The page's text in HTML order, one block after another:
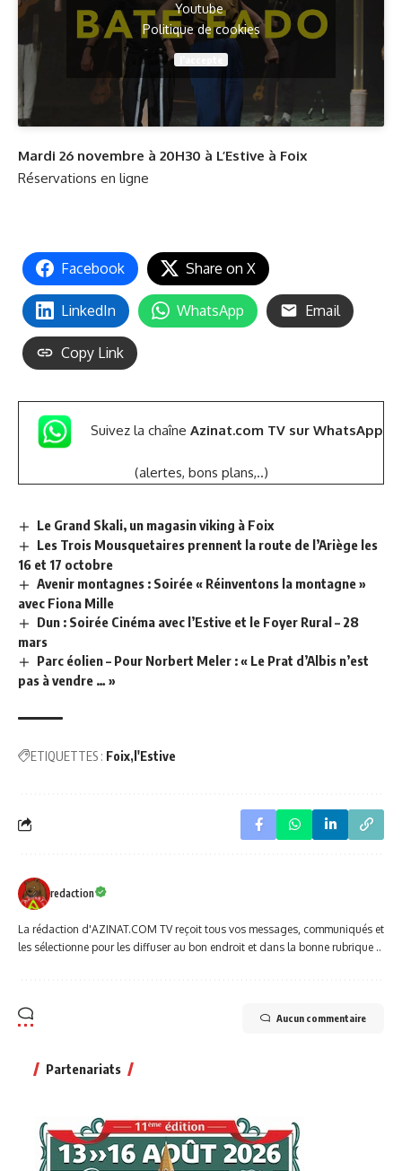
Youtube
Politique de cookies
Mardi 26 novembre à 20H30 à L’Estive à Foix
Réservations en ligne
Facebook Share on X
LinkedIn WhatsApp Email
Copy Link
Suivez la chaîne Azinat.com TV sur WhatsApp
(alertes, bons plans,..)
Le Grand Skali, un magasin viking à Foix
Les Trois Mousquetaires prennent la route de l’Ariège les
16 et 17 octobre
Avenir montagnes : Soirée « Réinventons la montagne »
avec Fiona Mille
Dun : Soirée Cinéma avec l’Estive et le Foyer Rural – 28
mars
Parc éolien – Pour Norbert Meler : « Le Prat d’Albis n’est
pas à vendre … »
ETIQUETTES : Foix l'Estive
redaction
La rédaction d'AZINAT.COM TV reçoit tous vos messages, communiqués et
les sélectionne pour les diffuser au bon endroit et dans la bonne rubrique ..
Aucun commentaire
Partenariats